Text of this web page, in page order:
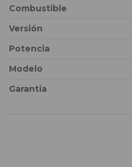
Combustible
Versión
Potencia
Modelo
Garantia